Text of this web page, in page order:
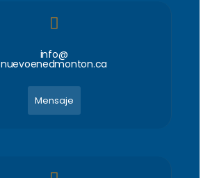
info@
nuevoenedmonton.ca
Mensaje